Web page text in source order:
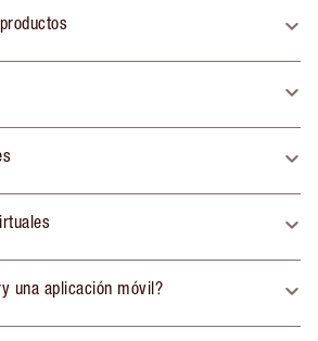
una aplicación móvil?